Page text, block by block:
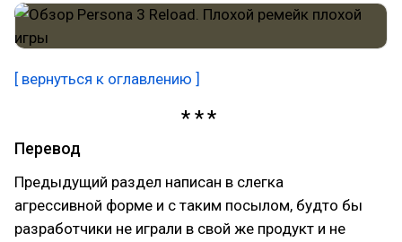
[ вернуться к оглавлению ]
Перевод
Предыдущий раздел написан в слегка
агрессивной форме и с таким посылом, будто бы
разработчики не играли в свой же продукт и не